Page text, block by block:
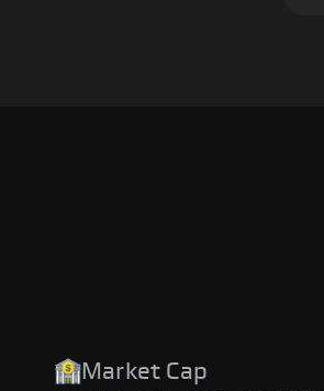
Market Cap